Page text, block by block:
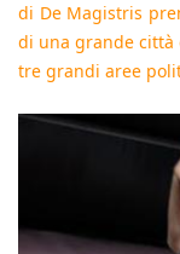
di De Magistris
di una grande città
tre grandi aree